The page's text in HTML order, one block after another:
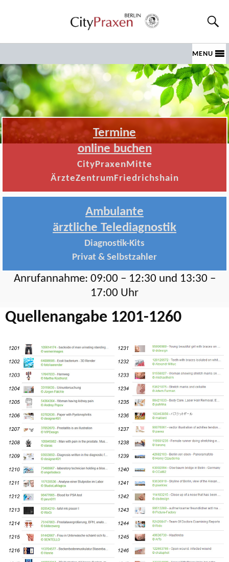
MENU
Termine
online buchen
CityPraxenMitte
ÄrzteZentrumFriedrichshain
Ambulante
ärztliche Telediagnostik
Diagnostik-Kits
Privat & Selbstzahler
Anrufannahme: 09:00 – 12:30 und 13:30 –
17:00 Uhr
Quellenangabe 1201-1260